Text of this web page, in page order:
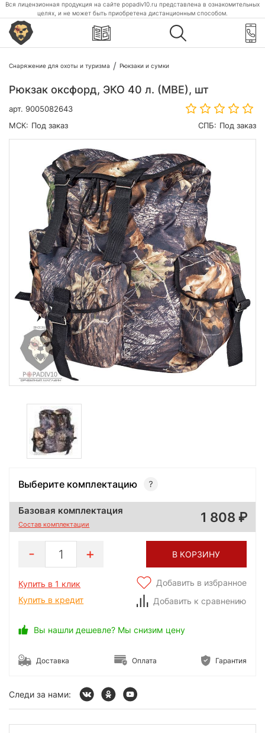
Вся лицензионная продукция на сайте popadiv10.ru представлена в ознакомительных
целях, и не может быть приобретена дистанционным способом.
Снаряжение для охоты и туризма Рюкзаки и сумки
Рюкзак оксфорд, ЭКО 40 л. (МВЕ), шт
арт. 9005082643
МСК: Под заказ СПБ: Под заказ
Выберите комплектацию
Базовая комплектация
Состав комплектации 1 808
1 В КОРЗИНУ
Купить в 1 клик
Купить в кредит
Добавить в избранное
Добавить к сравнению
Вы нашли дешевле? Мы снизим цену
Доставка Оплата Гарантия
Следи за нами: